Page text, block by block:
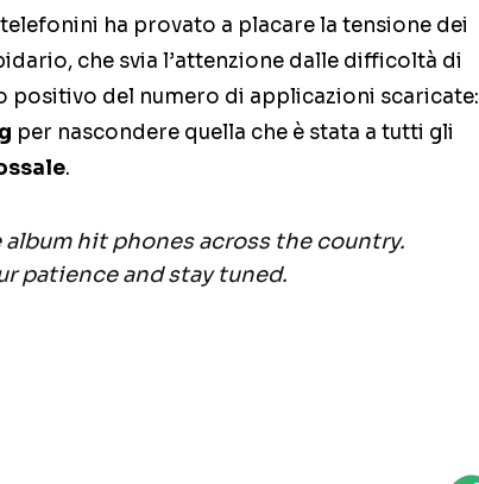
ha provato a placare la tensione dei
che svia l’attenzione dalle difficoltà di
positivo del numero di applicazioni scaricate:
per nascondere quella che è stata a tutti gli
.
album hit phones across the country.
patience and stay tuned.